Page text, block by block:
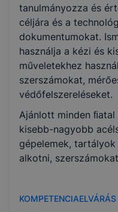
tanulmányozza és
céljára és a
dokumentumokat.
használja a kézi és
műveletekhez
szerszámokat,
védőfelszereléseket.
Ajánlott minden
kisebb-nagyobb
gépelemek,
alkotni,
KOMPETENCIAELVÁRÁS